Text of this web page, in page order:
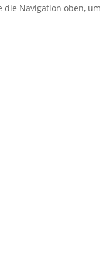
die Navigation oben, um